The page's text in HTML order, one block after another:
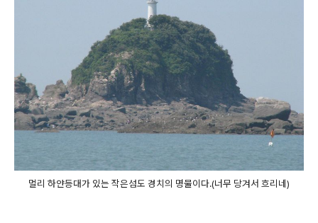
멀리 하얀등대가 있는 작은섬도 경치의 명물이다.(너무 당겨서 흐리네)